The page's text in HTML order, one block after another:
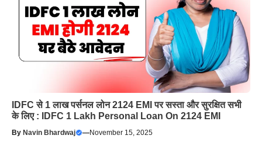
IDFC से 1 लाख पर्सनल लोन 2124 EMI पर सस्ता और सुरक्षित सभी
के लिए : IDFC 1 Lakh Personal Loan On 2124 EMI
By Navin Bhardwaj —November 15, 2025